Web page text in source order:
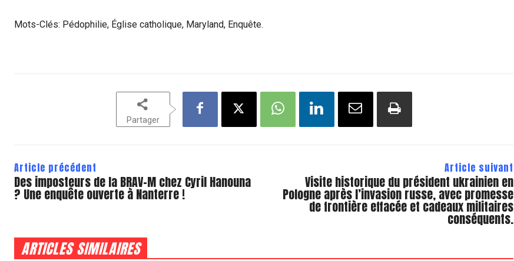
Mots-Clés: Pédophilie, Église catholique, Maryland, Enquête.
Partager
Article précédent
Des imposteurs de la BRAV-M chez Cyril Hanouna
? Une enquête ouverte à Nanterre !
Article suivant
Visite historique du président ukrainien en
Pologne après l’invasion russe, avec promesse
de frontière effacée et cadeaux militaires
conséquents.
ARTICLES SIMILAIRES